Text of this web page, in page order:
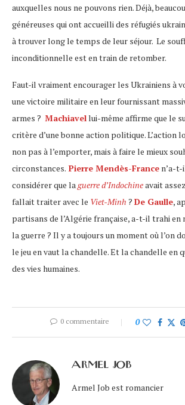
auxquelles nous ne pouvons rien. Déjà,
généreuses qui ont accueilli des réfugiés
à trouver long le temps de leur séjour. Le
inconditionnelle est en train de retomber.
Faut-il vraiment encourager les Ukrainiens à
une victoire militaire en leur fournissant
armes ? Machiavellui-même affirme que le
critère d’une bonne action politique. L’action
non pas à l’emporter, mais à faire le mieux
circonstances. Pierre Mendès-France n’a-t-
considérer que la guerre d’Indochineavait
fallait traiter avec le Viet-Minh ? De Gaulle,
partisans de l’Algérie française, a-t-il trahi en
la guerre ? Il y a toujours un moment où l’on
le jeu en vaut la chandelle. Et la chandelle en
des vies humaines.
0 commentaire 0
ARMEL JOB
Armel Job est romancier